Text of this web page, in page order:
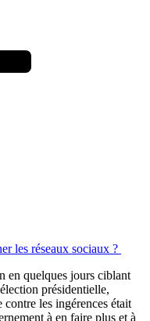
les réseaux sociaux ?
en quelques jours ciblant
présidentielle,
les ingérences était
à en faire plus et à